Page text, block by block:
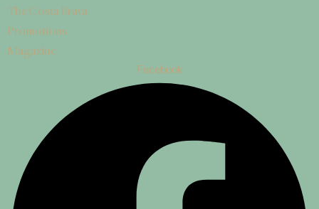
The Costa Brava
Promotions
Magazine
Facebook